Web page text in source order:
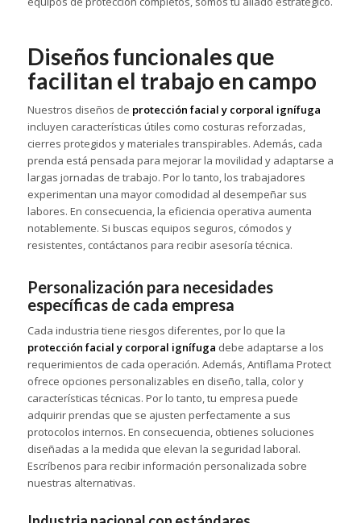
Diseños funcionales que
facilitan el trabajo en campo
Nuestros diseños de protección facial y corporal ignífuga
incluyen características útiles como costuras reforzadas,
cierres protegidos y materiales transpirables. Además, cada
prenda está pensada para mejorar la movilidad y adaptarse a
largas jornadas de trabajo. Por lo tanto, los trabajadores
experimentan una mayor comodidad al desempeñar sus
labores. En consecuencia, la eficiencia operativa aumenta
notablemente. Si buscas equipos seguros, cómodos y
resistentes, contáctanos para recibir asesoría técnica.
Personalización para necesidades
específicas de cada empresa
Cada industria tiene riesgos diferentes, por lo que la
protección facial y corporal ignífuga debe adaptarse a los
requerimientos de cada operación. Además, Antiflama Protect
ofrece opciones personalizables en diseño, talla, color y
características técnicas. Por lo tanto, tu empresa puede
adquirir prendas que se ajusten perfectamente a sus
protocolos internos. En consecuencia, obtienes soluciones
diseñadas a la medida que elevan la seguridad laboral.
Escríbenos para recibir información personalizada sobre
nuestras alternativas.